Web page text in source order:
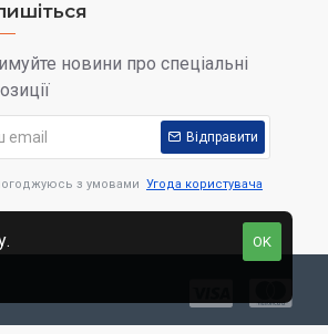
новини про спеціальні
Відправити
з умовами Угода користувача
OK